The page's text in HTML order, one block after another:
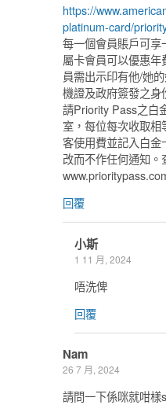
https://
platinum-card/
每一個會員賬戶可
屬卡會員可以優惠
員需出示印有他/她
機證及政府簽發之身
請Priority Pass之白
室，每位每次收取
客使用費並記入白
改而不作任何通知
回覆
小斯
1 11 月, 2024
唔洗俾
回覆
Nam
26 7 月, 2024
請問一下係咪就咁